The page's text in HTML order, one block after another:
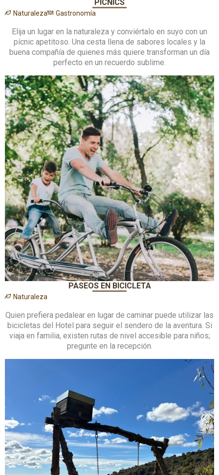
PÍCNICS
Naturaleza Gastronomía
Elija un lugar en la naturaleza y conviértalo en suyo con un
pícnic apetitoso. Una cesta llena de sabores locales y la
buena compañía de quienes más quiere transforman un día
perfecto en un recuerdo sublime.
PASEOS EN BICICLETA
Naturaleza
Quien prefiera pedalear en lugar de caminar puede utilizar las
bicicletas del Hotel para seguir el sendero de la aventura. Si
viaja en familia, existen rutas de nivel accesible para niños;
pregunte en la recepción.